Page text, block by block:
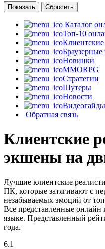
Каталог
Топ-10
Браузерные
Новинки
MMORPG
Стратегии
Шутеры
Новости
Видеогайды
Обратная связь
Клиентские
экшены на
Лучшие клиентские
ПК, которые затягивают с
незабываемых эмоций от
Все представленные онлайн
языке. Представленный
года.
6.1